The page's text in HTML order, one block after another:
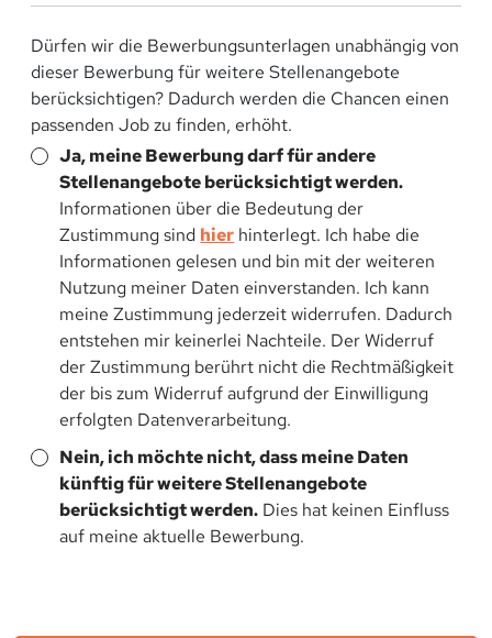
Dürfen wir die Bewerbungsunterlagen unabhängig von
dieser Bewerbung für weitere Stellenangebote
berücksichtigen? Dadurch werden die Chancen einen
passenden Job zu finden, erhöht.
Ja, meine Bewerbung darf für andere
Stellenangebote berücksichtigt werden.
Informationen über die Bedeutung der
Zustimmung sind hier hinterlegt. Ich habe die
Informationen gelesen und bin mit der weiteren
Nutzung meiner Daten einverstanden. Ich kann
meine Zustimmung jederzeit widerrufen. Dadurch
entstehen mir keinerlei Nachteile. Der Widerruf
der Zustimmung berührt nicht die Rechtmäßigkeit
der bis zum Widerruf aufgrund der Einwilligung
erfolgten Datenverarbeitung.
Nein, ich möchte nicht, dass meine Daten
künftig für weitere Stellenangebote
berücksichtigt werden. Dies hat keinen Einfluss
auf meine aktuelle Bewerbung.